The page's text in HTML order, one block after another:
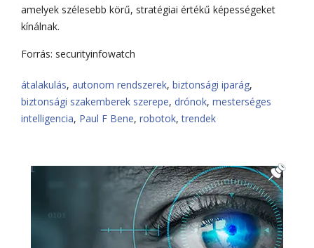
amelyek szélesebb körű, stratégiai értékű képességeket
kínálnak.
Forrás: securityinfowatch
átalakulás, autonom rendszerek, biztonsági iparág,
biztonsági szakemberek szerepe, drónok, mesterséges
intelligencia, Paul F Bene, robotok,trendek